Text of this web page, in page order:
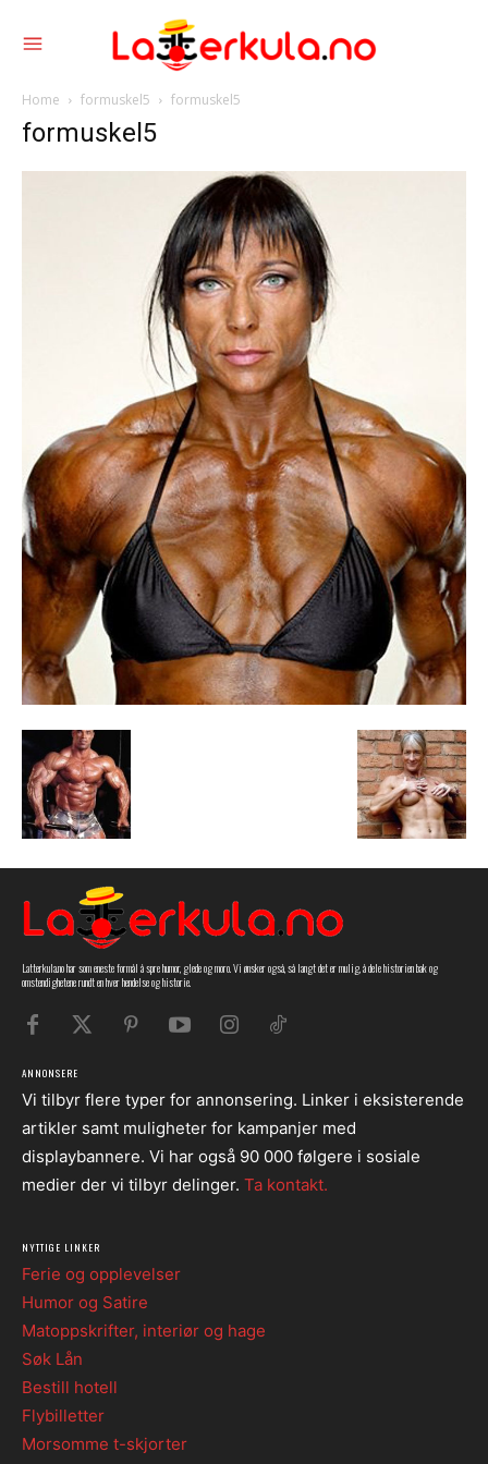
Home formuskel5 formuskel5
formuskel5
Latterkula.no har som eneste formål å spre humor, glede og moro. Vi ønsker også, så langt det er mulig, å dele historien bak og
omstendighetene rundt en hver hendelse og historie.
ANNONSERE
Vi tilbyr flere typer for annonsering. Linker i eksisterende
artikler samt muligheter for kampanjer med
displaybannere. Vi har også 90 000 følgere i sosiale
medier der vi tilbyr delinger. Ta kontakt.
NYTTIGE LINKER
Ferie og opplevelser
Humor og Satire
Matoppskrifter, interiør og hage
Søk Lån
Bestill hotell
Flybilletter
Morsomme t-skjorter